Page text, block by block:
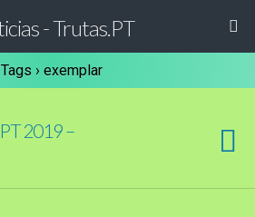
- Trutas.PT
Tags › exemplar
2019 –